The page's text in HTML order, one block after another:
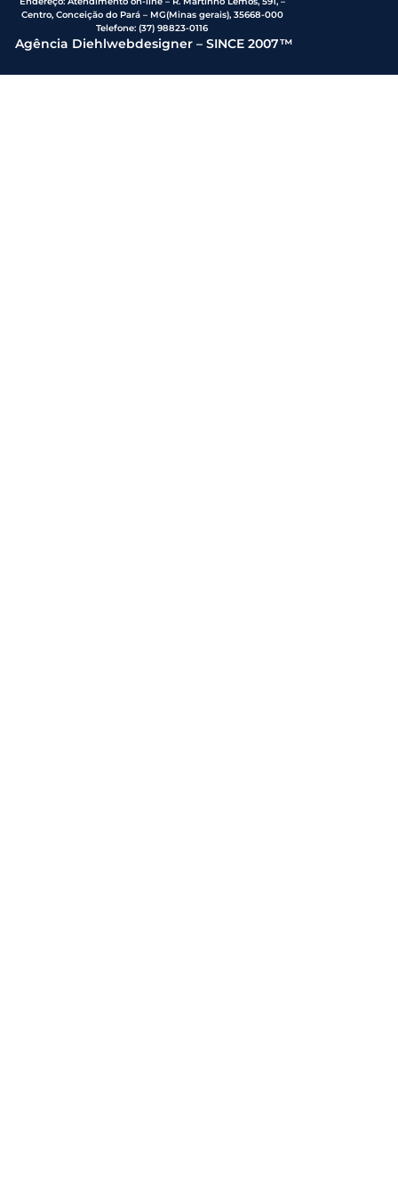
Centro, Conceição do Pará – MG(Minas gerais), 35668-000
Telefone:(37) 98823-0116
Agência Diehlwebdesigner – SINCE 2007™